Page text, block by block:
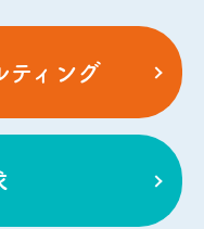
ティング